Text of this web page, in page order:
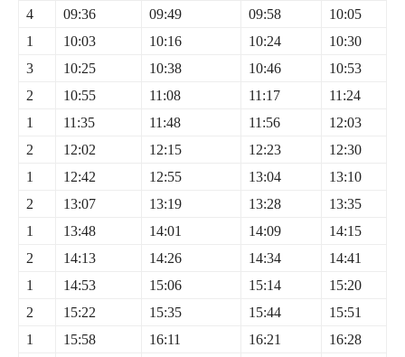
4 09:36 09:49 09:58
10:05
1
10:03 10:16 10:24
10:30
3
10:25 10:38 10:46
10:53
2
10:55 11:08 11:17
11:24
1
11:35 11:48 11:56
12:03
2
12:02 12:15 12:23
12:30
1
12:42 12:55 13:04
13:10
2
13:07 13:19 13:28
13:35
1
13:48 14:01 14:09
14:15
2
14:13 14:26 14:34
14:41
1
14:53 15:06 15:14
15:20
2
15:22 15:35 15:44
15:51
1
15:58 16:11 16:21
16:28